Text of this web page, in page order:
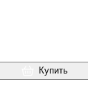
Купить